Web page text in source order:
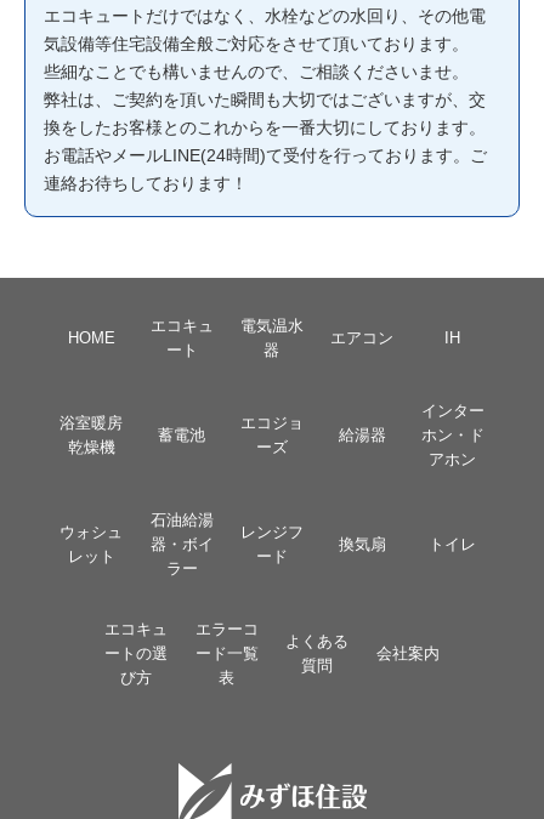
エコキュートだけではなく、水栓などの水回り、その他電
気設備等住宅設備全般ご対応をさせて頂いております。
些細なことでも構いませんので、ご相談くださいませ。
弊社は、ご契約を頂いた瞬間も大切ではございますが、交
換をしたお客様とのこれからを一番大切にしております。
お電話やメールLINE(24時間)て受付を行っております。ご
連絡お待ちしております！
HOME
エコキュ
ート
電気温水
器
エアコン IH
浴室暖房
乾燥機
蓄電池
エコジョ
ーズ
給湯器
インター
ホン・ド
アホン
ウォシュ
レット
石油給湯
器・ボイ
ラー
レンジフ
ード
換気扇 トイレ
エコキュ
ートの選
び方
エラーコ
ード一覧
表
よくある
質問
会社案内